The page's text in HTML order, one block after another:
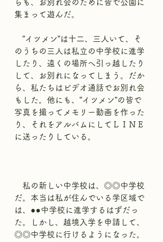
らも、お別れ会のために皆で公園に
集まって遊んだ。
”イツメン”は十二、三人いて、そ
のうちの三人は私立の中学校に進学
したり、遠くの場所へ引っ越したり
して、お別れになってしまう。だか
ら、私たちはビデオ通話でお別れ会
もした。他にも、”イツメン”の皆で
写真を撮ってメモリー動画を作った
り、それをアルバムにしてＬＩＮＥ
に送ったりしている。
私の新しい中学校は、◎◎中学校
だ。本当は私が住んでいる学区域で
は、●●中学校に進学するはずだっ
た。しかし、越境入学を申請して、
◎◎中学校に行けるようになった。